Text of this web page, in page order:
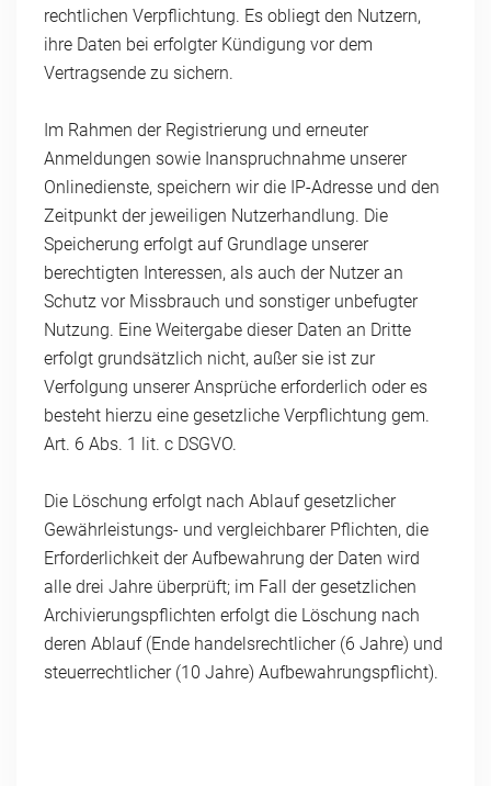
rechtlichen Verpflichtung. Es obliegt den Nutzern,
ihre Daten bei erfolgter Kündigung vor dem
Vertragsende zu sichern.
Im Rahmen der Registrierung und erneuter
Anmeldungen sowie Inanspruchnahme unserer
Onlinedienste, speichern wir die IP-Adresse und den
Zeitpunkt der jeweiligen Nutzerhandlung. Die
Speicherung erfolgt auf Grundlage unserer
berechtigten Interessen, als auch der Nutzer an
Schutz vor Missbrauch und sonstiger unbefugter
Nutzung. Eine Weitergabe dieser Daten an Dritte
erfolgt grundsätzlich nicht, außer sie ist zur
Verfolgung unserer Ansprüche erforderlich oder es
besteht hierzu eine gesetzliche Verpflichtung gem.
Art. 6 Abs. 1 lit. c DSGVO.
Die Löschung erfolgt nach Ablauf gesetzlicher
Gewährleistungs- und vergleichbarer Pflichten, die
Erforderlichkeit der Aufbewahrung der Daten wird
alle drei Jahre überprüft; im Fall der gesetzlichen
Archivierungspflichten erfolgt die Löschung nach
deren Ablauf (Ende handelsrechtlicher (6 Jahre) und
steuerrechtlicher (10 Jahre) Aufbewahrungspflicht).